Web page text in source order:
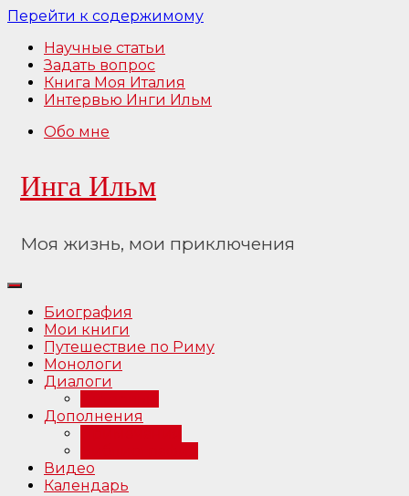
Перейти к содержимому
Научные статьи
Задать вопрос
Книга Моя Италия
Интервью Инги Ильм
Обо мне
Инга Ильм
Моя жизнь, мои приключения
Биография
Мои книги
Путешествие по Риму
Монологи
Диалоги
Дополнения
Видео
Календарь